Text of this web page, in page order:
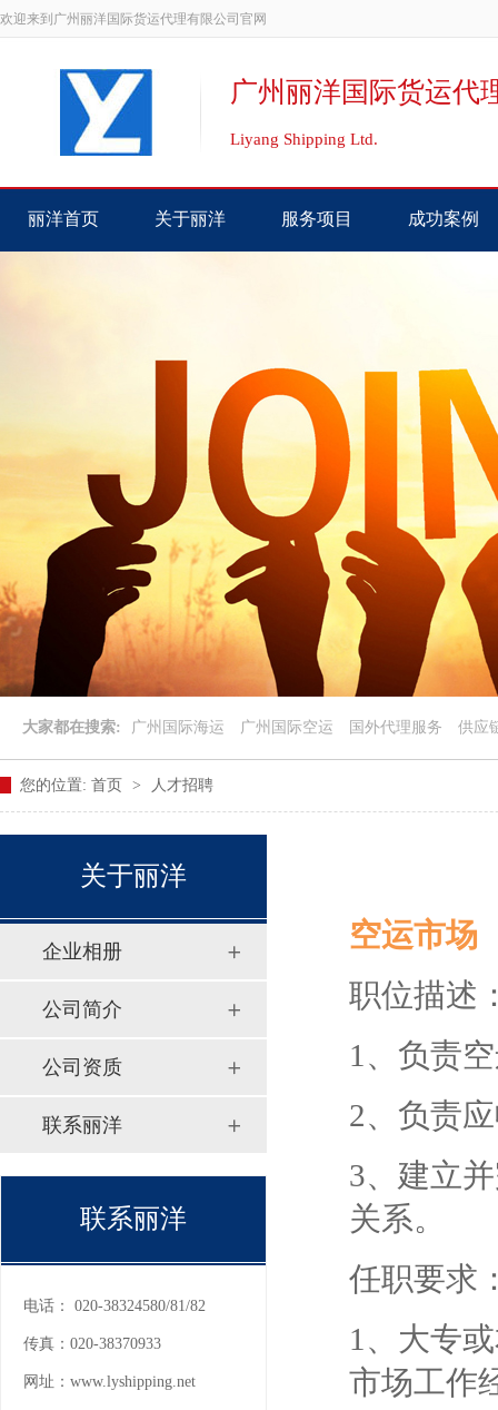
欢迎来到广州丽洋国际货运代理有限公司官网
广州丽洋国际货运代
Liyang Shipping Ltd.
丽洋首页 关于丽洋 服务项目 成功案例
大家都在搜索: 广州国际海运 广州国际空运 国外代理服务 供应
您的位置: 首页 > 人才招聘
空运市场
职位描述
1、负责
2、负责
3、建立
关系。
任职要求
1、大专
市场工作
关于丽洋
企业相册
公司简介
公司资质
联系丽洋
联系丽洋
电话： 020-38324580/81/82
传真： 020-38370933
网址： www.lyshipping.net